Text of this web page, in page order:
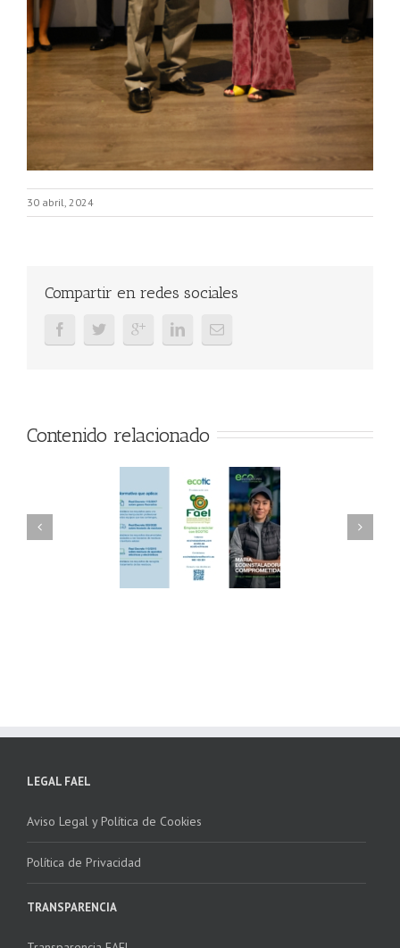
30 abril, 2024
Compartir en redes sociales
Contenido relacionado
AAEL y
FAEL, Ecoasimelec y
Parque Joyero
Córdoba, colaboran
LEGAL FAEL
Aviso Legal y Política de Cookies
Política de Privacidad
TRANSPARENCIA